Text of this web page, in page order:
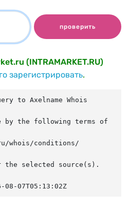
проверить
(INTRAMARKET.RU)
зарегистрировать.
to Axelname Whois
by the following terms of
whois/conditions/
the selected source(s).
08-07T05:13:02Z